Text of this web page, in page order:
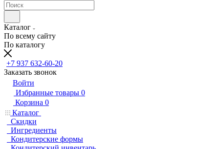
Каталог
По всему сайту
По каталогу
+7 937 632-60-20
Заказать звонок
Войти
Избранные товары 0
Корзина 0
Каталог
Скидки
Ингредиенты
Кондитерские формы